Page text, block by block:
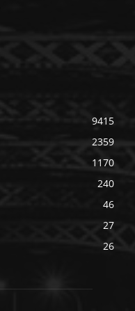
9415
2359
1170
240
46
27
26